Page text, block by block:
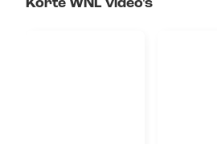
Korte WNL video's